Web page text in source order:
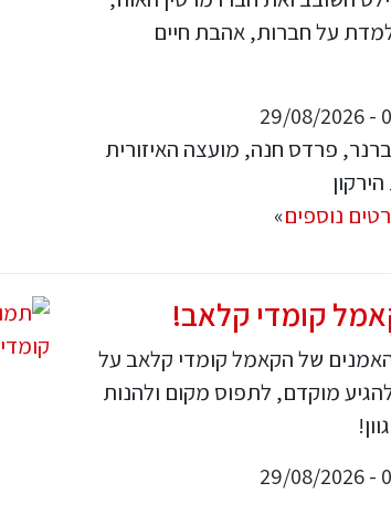
על חברות, אהבת חיים
פרדס חנה, מועצה האיזורית
נוספים»
קומדי קלאב!
של הקאמל קומדי קלאב על
מוקדם, לתפוס מקום ולהנות